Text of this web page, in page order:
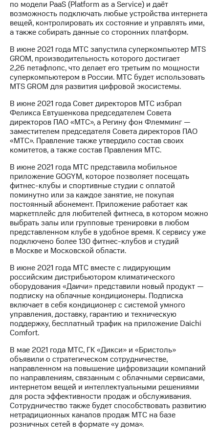
по модели PaaS (Platform as a Service) и даёт
возможность подключать любые устройства интернета
вещей, контролировать их состояние и управлять ими,
а также собирать данные со сторонних платформ.
В июне 2021 года МТС запустила суперкомпьютер MTS
GROM, производительность которого достигает
2,26 петафлопс, что делает его третьим по мощности
суперкомпьютером в России. МТС будет использовать
MTS GROM для развития цифровой экосистемы.
В июне 2021 года Совет директоров МТС избрал
Феликса Евтушенкова председателем Совета
директоров ПАО «МТС», а Регину фон Флемминг —
заместителем председателя Совета директоров ПАО
«МТС». Правление также утвердило состав своих
комитетов, а также состав Правления МТС.
В июне 2021 года МТС представила мобильное
приложение GOGYM, которое позволяет посещать
фитнес-клубы и спортивные студии с оплатой
поминутно или за каждое занятие, не покупая
постоянный абонемент. Приложение работает как
маркетплейс для любителей фитнеса, в котором можно
выбрать залы или групповые тренировки в любом
представленном клубе в удобное время. К сервису уже
подключено более 130 фитнес-клубов и студий
в Москве и Московской области.
В июне 2021 года МТС вместе с лидирующим
российским дистрибьютором климатического
оборудования «Даичи» представили новый продукт —
подписку на облачные кондиционеры. Подписка
включает в себя кондиционер с системой умного
управления, доставку, гарантию и техническую
поддержку, бесплатный трафик на приложение Daichi
Comfort.
В мае 2021 года МТС, ГК «Дикси» и «Бристоль»
объявили о стратегическом сотрудничестве,
направленном на повышение цифровизации компаний
по направлениям, связанным с облачными сервисами,
интернетом вещей и интеллектуальными решениями
для роста эффективности продаж и обслуживания.
Сотрудничество также будет способствовать развитию
нетрадиционных каналов продаж МТС на базе
розничных сетей в формате «у дома».